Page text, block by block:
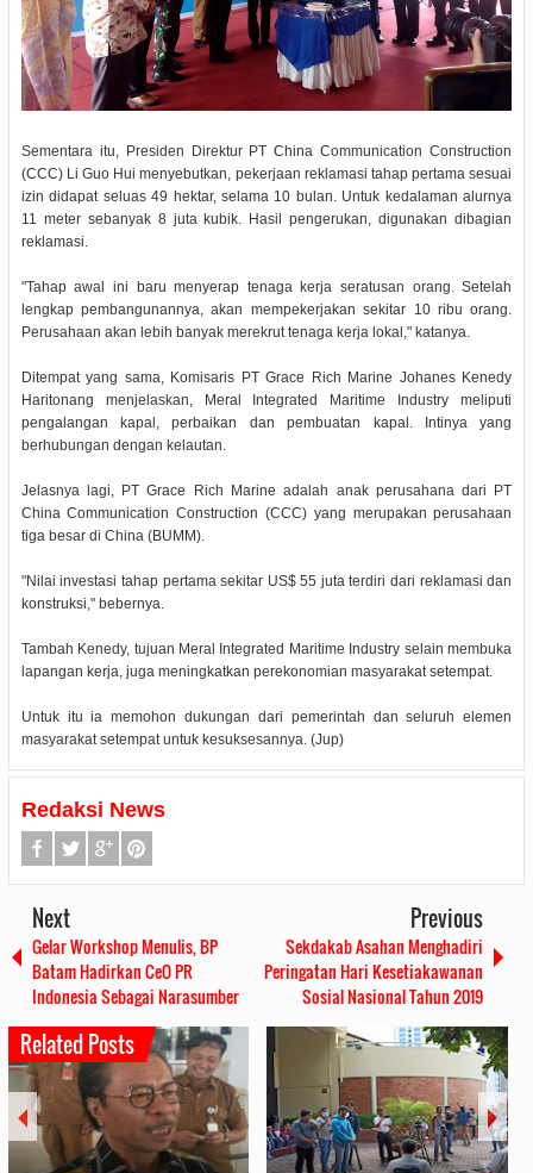
Sementara itu, Presiden Direktur PT China Communication Construction
(CCC) Li Guo Hui menyebutkan, pekerjaan reklamasi tahap pertama sesuai
izin didapat seluas 49 hektar, selama 10 bulan. Untuk kedalaman alurnya
11 meter sebanyak 8 juta kubik. Hasil pengerukan, digunakan dibagian
reklamasi.
"Tahap awal ini baru menyerap tenaga kerja seratusan orang. Setelah
lengkap pembangunannya, akan mempekerjakan sekitar 10 ribu orang.
Perusahaan akan lebih banyak merekrut tenaga kerja lokal," katanya.
Ditempat yang sama, Komisaris PT Grace Rich Marine Johanes Kenedy
Haritonang menjelaskan, Meral Integrated Maritime Industry meliputi
pengalangan kapal, perbaikan dan pembuatan kapal. Intinya yang
berhubungan dengan kelautan.
Jelasnya lagi, PT Grace Rich Marine adalah anak perusahana dari PT
China Communication Construction (CCC) yang merupakan perusahaan
tiga besar di China (BUMM).
"Nilai investasi tahap pertama sekitar US$ 55 juta terdiri dari reklamasi dan
konstruksi," bebernya.
Tambah Kenedy, tujuan Meral Integrated Maritime Industry selain membuka
lapangan kerja, juga meningkatkan perekonomian masyarakat setempat.
Untuk itu ia memohon dukungan dari pemerintah dan seluruh elemen
masyarakat setempat untuk kesuksesannya. (Jup)
Redaksi News
Next
Gelar Workshop Menulis, BP
Batam Hadirkan CeO PR
Indonesia Sebagai Narasumber
Previous
Sekdakab Asahan Menghadiri
Peringatan Hari Kesetiakawanan
Sosial Nasional Tahun 2019
Related Posts